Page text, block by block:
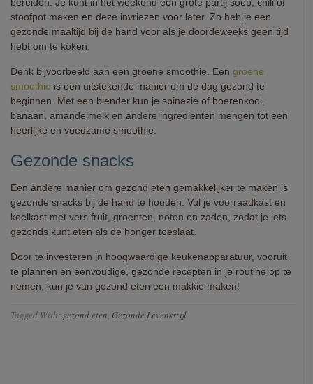
stoofpot maken en deze invriezen voor later. Zo heb je een
gezonde maaltijd bij de hand voor als je doordeweeks geen tijd
hebt om te koken.
Denk bijvoorbeeld aan een groene smoothie. Een groene
smoothie is een uitstekende manier om de dag gezond te
beginnen. Met een blender kun je spinazie of boerenkool,
banaan, amandelmelk en andere ingrediënten mengen tot een
heerlijke en voedzame smoothie.
Gezonde snacks
Een andere manier om gezond eten gemakkelijker te maken is
gezonde snacks bij de hand te houden. Vul je voorraadkast en
koelkast met vers fruit, groenten, noten en zaden, zodat je iets
gezonds kunt eten als de honger toeslaat.
Door te investeren in hoogwaardige keukenapparatuur, vooruit
te plannen en eenvoudige, gezonde recepten in je routine op te
nemen, kun je van gezond eten een makkie maken!
Tagged With: gezond eten, Gezonde Levensstijl